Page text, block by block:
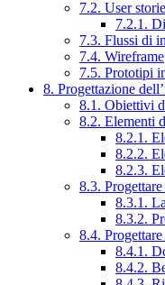
7.2. User
7.2.1.
7.3. Flussi di
7.4. Wireframe
7.5. Prototipi
8. Progettazione
8.1. Obiettivi
8.2. Elementi
8.2.1.
8.2.2.
8.2.3.
8.3.
8.3.1.
8.3.2.
8.4.
8.4.1.
8.4.2.